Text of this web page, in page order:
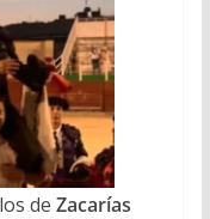
de Zacarías